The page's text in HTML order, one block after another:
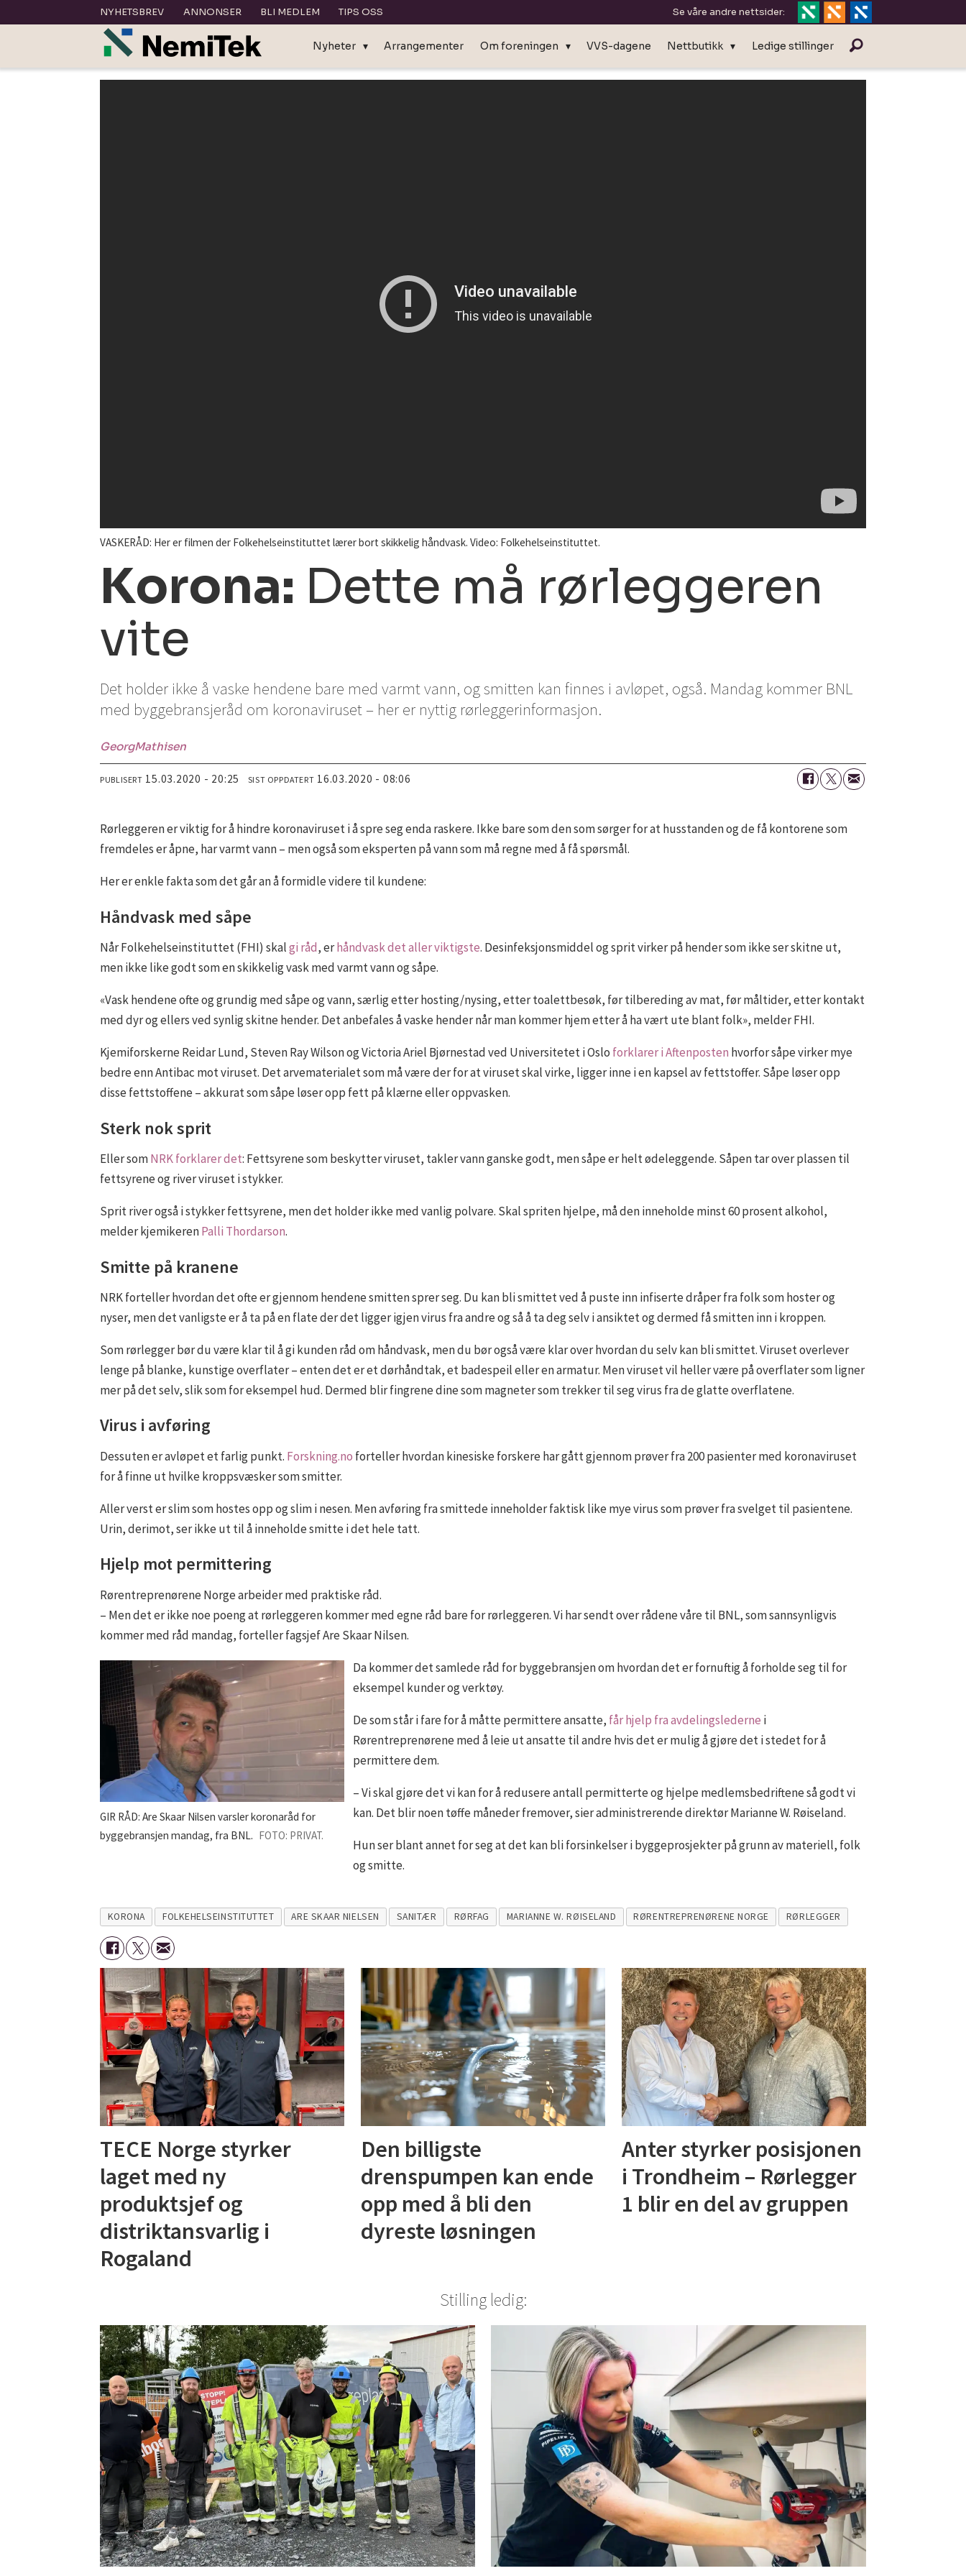
NYHETSBREV ANNONSER BLI MEDLEM TIPS OSS Se våre andre nettsider:
Nyheter Arrangementer Om foreningen VVS-dagene Nettbutikk Ledige stillinger
VASKERÅD: Her er filmen der Folkehelseinstituttet lærer bort skikkelig håndvask. Video: Folkehelseinstituttet.
Korona: Dette må rørleggeren
vite
Det holder ikke å vaske hendene bare med varmt vann, og smitten kan finnes i avløpet, også. Mandag kommer BNL
med byggebransjeråd om koronaviruset – her er nyttig rørleggerinformasjon.
GeorgMathisen
PUBLISERT 15.03.2020 - 20:25 SIST OPPDATERT 16.03.2020 - 08:06
Rørleggeren er viktig for å hindre koronaviruset i å spre seg enda raskere. Ikke bare som den som sørger for at husstanden og de få kontorene som
fremdeles er åpne, har varmt vann – men også som eksperten på vann som må regne med å få spørsmål.
Her er enkle fakta som det går an å formidle videre til kundene:
Håndvask med såpe
Når Folkehelseinstituttet (FHI) skalgi råd, erhåndvask det aller viktigste. Desinfeksjonsmiddel og sprit virker på hender som ikke ser skitne ut,
men ikke like godt som en skikkelig vask med varmt vann og såpe.
«Vask hendene ofte og grundig med såpe og vann, særlig etter hosting/nysing, etter toalettbesøk, før tilbereding av mat, før måltider, etter kontakt
med dyr og ellers ved synlig skitne hender. Det anbefales å vaske hender når man kommer hjem etter å ha vært ute blant folk», melder FHI.
Kjemiforskerne Reidar Lund, Steven Ray Wilson og Victoria Ariel Bjørnestad ved Universitetet i Oslo forklarer i Aftenposten hvorfor såpe virker mye
bedre enn Antibac mot viruset. Det arvematerialet som må være der for at viruset skal virke, ligger inne i en kapsel av fettstoffer. Såpe løser opp
disse fettstoffene – akkurat som såpe løser opp fett på klærne eller oppvasken.
Sterk nok sprit
Eller somNRK forklarer det: Fettsyrene som beskytter viruset, takler vann ganske godt, men såpe er helt ødeleggende. Såpen tar over plassen til
fettsyrene og river viruset i stykker.
Sprit river også i stykker fettsyrene, men det holder ikke med vanlig polvare. Skal spriten hjelpe, må den inneholde minst 60 prosent alkohol,
melder kjemikerenPalli Thordarson.
Smitte på kranene
NRK forteller hvordan det ofte er gjennom hendene smitten sprer seg. Du kan bli smittet ved å puste inn infiserte dråper fra folk som hoster og
nyser, men det vanligste er å ta på en flate der det ligger igjen virus fra andre og så å ta deg selv i ansiktet og dermed få smitten inn i kroppen.
Som rørlegger bør du være klar til å gi kunden råd om håndvask, men du bør også være klar over hvordan du selv kan bli smittet. Viruset overlever
lenge på blanke, kunstige overflater – enten det er et dørhåndtak, et badespeil eller en armatur. Men viruset vil heller være på overflater som ligner
mer på det selv, slik som for eksempel hud. Dermed blir fingrene dine som magneter som trekker til seg virus fra de glatte overflatene.
Virus i avføring
Dessuten er avløpet et farlig punkt. Forskning.no forteller hvordan kinesiske forskere har gått gjennom prøver fra 200 pasienter med koronaviruset
for å finne ut hvilke kroppsvæsker som smitter.
Aller verst er slim som hostes opp og slim i nesen. Men avføring fra smittede inneholder faktisk like mye virus som prøver fra svelget til pasientene.
Urin, derimot, ser ikke ut til å inneholde smitte i det hele tatt.
Hjelp mot permittering
Rørentreprenørene Norge arbeider med praktiske råd.
– Men det er ikke noe poeng at rørleggeren kommer med egne råd bare for rørleggeren. Vi har sendt over rådene våre til BNL, som sannsynligvis
kommer med råd mandag, forteller fagsjef Are Skaar Nilsen.
GIR RÅD: Are Skaar Nilsen varsler koronaråd for
byggebransjen mandag, fra BNL. FOTO: PRIVAT.
Da kommer det samlede råd for byggebransjen om hvordan det er fornuftig å forholde seg til for
eksempel kunder og verktøy.
De som står i fare for å måtte permittere ansatte, får hjelp fra avdelingslederne i
Rørentreprenørene med å leie ut ansatte til andre hvis det er mulig å gjøre det i stedet for å
permittere dem.
– Vi skal gjøre det vi kan for å redusere antall permitterte og hjelpe medlemsbedriftene så godt vi
kan. Det blir noen tøffe måneder fremover, sier administrerende direktør Marianne W. Røiseland.
Hun ser blant annet for seg at det kan bli forsinkelser i byggeprosjekter på grunn av materiell, folk
og smitte.
KORONA FOLKEHELSEINSTITUTTET ARE SKAAR NIELSEN SANITÆR RØRFAG MARIANNE W. RØISELAND RØRENTREPRENØRENE NORGE RØRLEGGER
TECE Norge styrker
laget med ny
produktsjef og
distriktansvarlig i
Rogaland
Den billigste
drenspumpen kan ende
opp med å bli den
dyreste løsningen
Anter styrker posisjonen
i Trondheim – Rørlegger
1 blir en del av gruppen
Stilling ledig: